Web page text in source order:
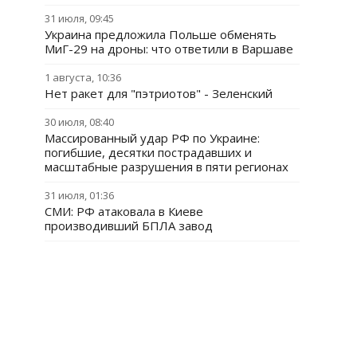
31 июля, 09:45
Украина предложила Польше обменять
МиГ-29 на дроны: что ответили в Варшаве
1 августа, 10:36
Нет ракет для "пэтриотов" - Зеленский
30 июля, 08:40
Массированный удар РФ по Украине:
погибшие, десятки пострадавших и
масштабные разрушения в пяти регионах
31 июля, 01:36
СМИ: РФ атаковала в Киеве
производивший БПЛА завод